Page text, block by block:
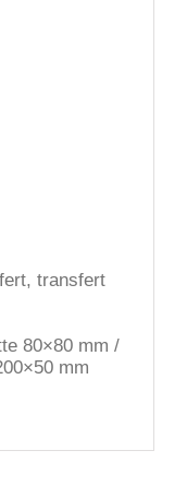
transfert
80×80 mm /
mm